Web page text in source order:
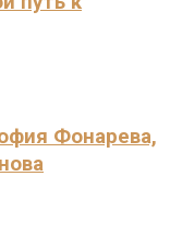
Фонарева,